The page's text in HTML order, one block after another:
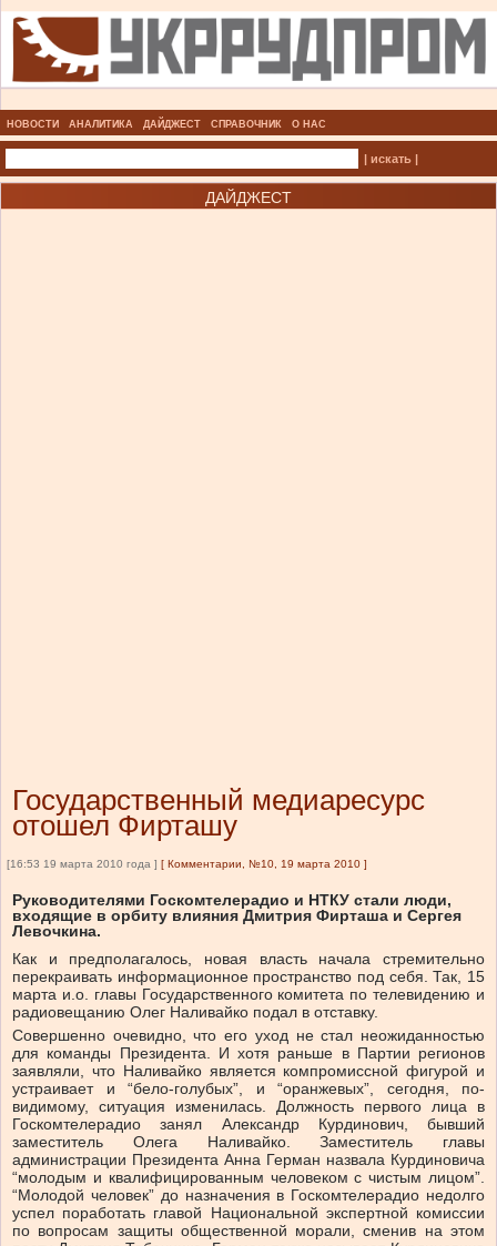
НОВОСТИ АНАЛИТИКА ДАЙДЖЕСТ СПРАВОЧНИК О НАС
| искать |
ДАЙДЖЕСТ
Государственный медиаресурс
отошел Фирташу
[16:53 19 марта 2010 года ] [ Комментарии, №10, 19 марта 2010 ]
Руководителями Госкомтелерадио и НТКУ стали люди,
входящие в орбиту влияния Дмитрия Фирташа и Сергея
Левочкина.
Как и предполагалось, новая власть начала стремительно
перекраивать информационное пространство под себя. Так, 15
марта и.о. главы Государственного комитета по телевидению и
радиовещанию Олег Наливайко подал в отставку.
Совершенно очевидно, что его уход не стал неожиданностью
для команды Президента. И хотя раньше в Партии регионов
заявляли, что Наливайко является компромиссной фигурой и
устраивает и “бело-голубых”, и “оранжевых”, сегодня, по-
видимому, ситуация изменилась. Должность первого лица в
Госкомтелерадио занял Александр Курдинович, бывший
заместитель Олега Наливайко. Заместитель главы
администрации Президента Анна Герман назвала Курдиновича
“молодым и квалифицированным человеком с чистым лицом”.
“Молодой человек” до назначения в Госкомтелерадио недолго
успел поработать главой Национальной экспертной комиссии
по вопросам защиты общественной морали, сменив на этом